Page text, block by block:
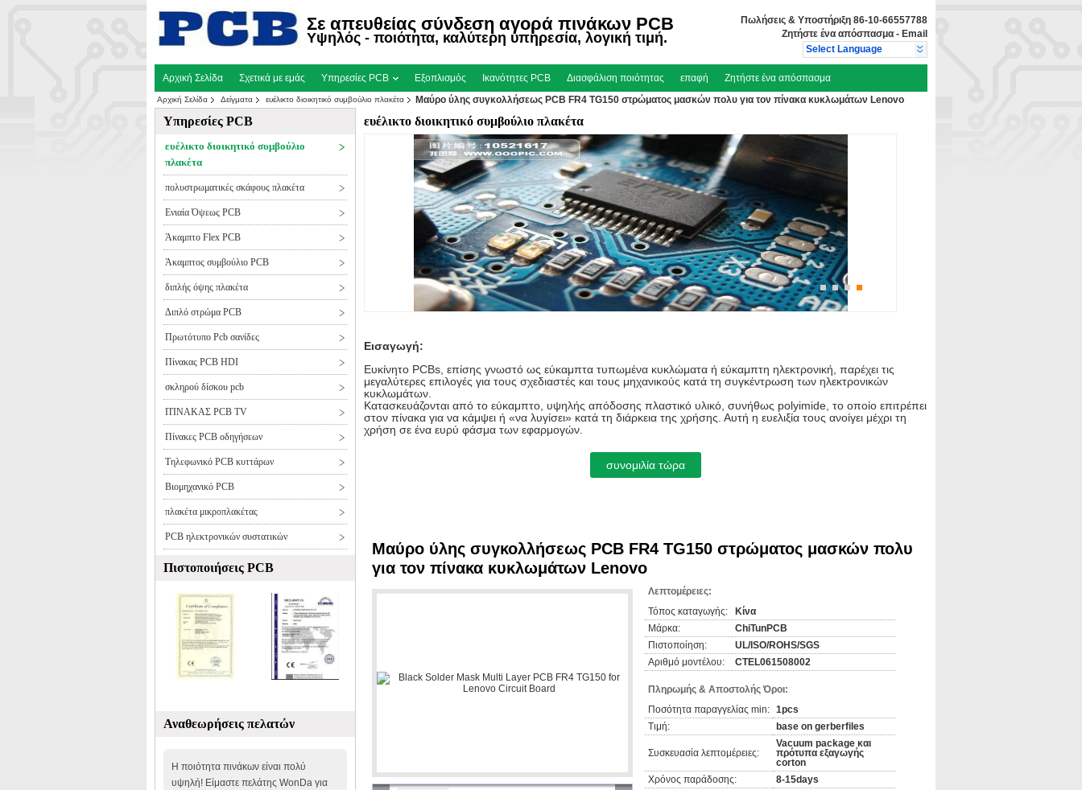
Σε απευθείας σύνδεση αγορά πινάκων PCB
Υψηλός - ποιότητα, καλύτερη υπηρεσία, λογική τιμή.
Πωλήσεις & Υποστήριξη 86-10-66557788
Ζητήστε ένα απόσπασμα - Email
Select Language
Αρχική Σελίδα Σχετικά με εμάς Υπηρεσίες PCB Εξοπλισμός Ικανότητες PCB Διασφάλιση ποιότητας επαφή Ζητήστε ένα απόσπασμα
Αρχική Σελίδα Δείγματα ευέλικτο διοικητικό συμβούλιο πλακέτα Μαύρο ύλης συγκολλήσεως PCB FR4 TG150 στρώματος μασκών πολυ για τον πίνακα κυκλωμάτων Lenovo
Υπηρεσίες PCB
ευέλικτο διοικητικό συμβούλιο
πλακέτα
πολυστρωματικές σκάφους πλακέτα
Ενιαία Όψεως PCB
Άκαμπτο Flex PCB
Άκαμπτος συμβούλιο PCB
διπλής όψης πλακέτα
Διπλό στρώμα PCB
Πρωτότυπο Pcb σανίδες
Πίνακας PCB HDI
σκληρού δίσκου pcb
ΠΊΝΑΚΑΣ PCB TV
Πίνακες PCB οδηγήσεων
Τηλεφωνικό PCB κυττάρων
Βιομηχανικό PCB
πλακέτα μικροπλακέτας
PCB ηλεκτρονικών συστατικών
Πιστοποιήσεις PCB
Αναθεωρήσεις πελατών
Η ποιότητα πινάκων είναι πολύ
υψηλή! Είμαστε πελάτης WonDa για
ευέλικτο διοικητικό συμβούλιο πλακέτα
Εισαγωγή:
Ευκίνητο PCBs, επίσης γνωστό ως εύκαμπτα τυπωμένα κυκλώματα ή εύκαμπτη ηλεκτρονική, παρέχει τις
μεγαλύτερες επιλογές για τους σχεδιαστές και τους μηχανικούς κατά τη συγκέντρωση των ηλεκτρονικών
κυκλωμάτων.
Κατασκευάζονται από το εύκαμπτο, υψηλής απόδοσης πλαστικό υλικό, συνήθως polyimide, το οποίο επιτρέπει
στον πίνακα για να κάμψει ή «να λυγίσει» κατά τη διάρκεια της χρήσης. Αυτή η ευελιξία τους ανοίγει μέχρι τη
χρήση σε ένα ευρύ φάσμα των εφαρμογών.
Μαύρο ύλης συγκολλήσεως PCB FR4 TG150 στρώματος μασκών πολυ
για τον πίνακα κυκλωμάτων Lenovo
Λεπτομέρειες:
Τόπος καταγωγής:
Κίνα
Μάρκα:
ChiTunPCB
Πιστοποίηση:
UL/ISO/ROHS/SGS
Αριθμό μοντέλου:
CTEL061508002
Πληρωμής & Αποστολής Όροι:
Ποσότητα παραγγελίας min: 1pcs
Τιμή:
base on gerberfiles
Συσκευασία λεπτομέρειες:
Vacuum package και
πρότυπα εξαγωγής
corton
Χρόνος παράδοσης:
8-15days